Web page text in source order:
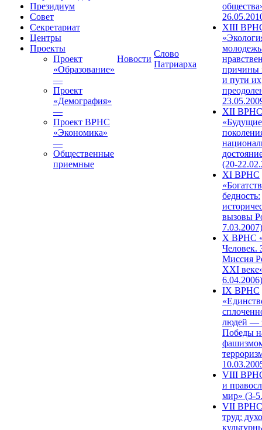
Президиум
Совет
Секретариат
Центры
Проекты
Проект
«Образование»
—
Проект
«Демография»
—
Проект ВРНС
«Экономика»
—
Общественные
приемные
Новости
Слово
Патриарха
XIII
причины
и пути их
XII ВРНС
«Будущие
(20-
XI ВРНС
бедность:
вызовы
7.03.2007)
X ВРНС
Человек.
Миссия
XXI
6.04.2006)
IX ВРНС
людей —
Победы
VIII
и
мир» (3-
VII ВРНС
труд: